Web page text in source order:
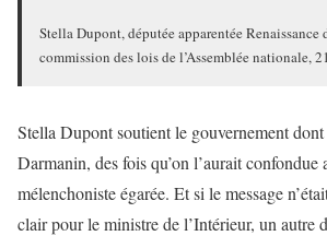
Stella Dupont, députée apparentée
commission des lois de l’Assemblée nationale,
Stella Dupont soutient le gouvernement
Darmanin, des fois qu’on l’aurait confondue
mélenchoniste égarée. Et si le message
clair pour le ministre de l’Intérieur, un autre